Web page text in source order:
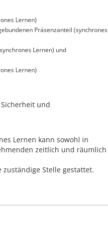
Lernen)
Präsenzanteil (synchrones
Lernen) und
Lernen)
und
Lernen kann sowohl in
zeitlich und räumlich
Stelle gestattet.